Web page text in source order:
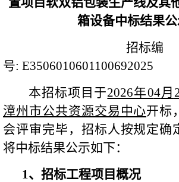
箱设备中标结果
招标编
号: E3506010601100692025
本招标项目于2026年04月
漳州市公共资源交易中心开标
会评审完毕，招标人按规定确
将中标结果公示如下：
1、招标工程项目概况